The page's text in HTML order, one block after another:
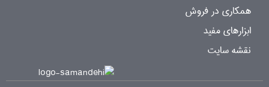
همکاری در فروش
ابزارهای مفید
نقشه سایت